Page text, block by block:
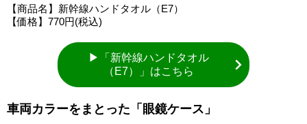
【商品名】新幹線ハンドタオル（E7）
【価格】770円(税込)
▶「新幹線ハンドタオル
（E7）」はこちら
車両カラーをまとった「眼鏡ケース」